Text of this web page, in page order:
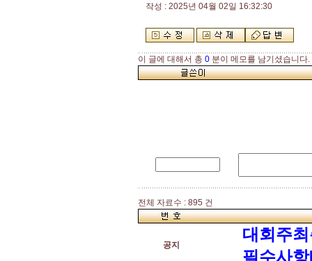
작성 : 2025년 04월 02일 16:32:30
이 글에 대해서 총 0 분이 메모를 남기셨습니다.
전체 자료수 : 895 건
공지
대회주
필수사